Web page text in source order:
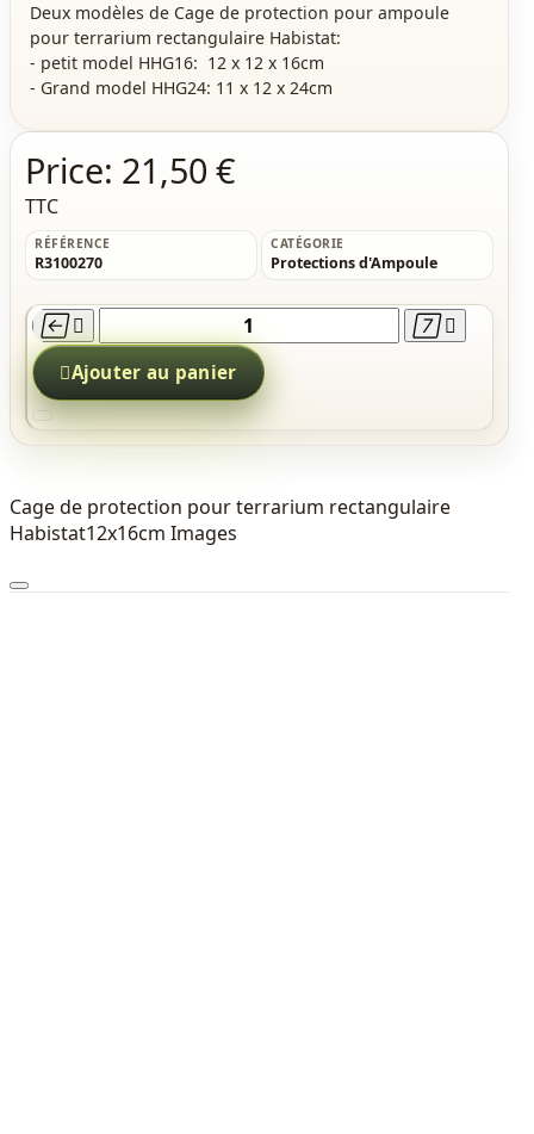
Deux modèles de Cage de protection pour ampoule
pour terrarium rectangulaire Habistat:
- petit model HHG16: 12 x 12 x 16cm
- Grand model HHG24: 11 x 12 x 24cm
Price: 21,50 €
TTC
RÉFÉRENCE
R3100270
CATÉGORIE
Protections d'Ampoule
   
Ajouter au panier
Cage de protection pour terrarium rectangulaire
Habistat12x16cm Images